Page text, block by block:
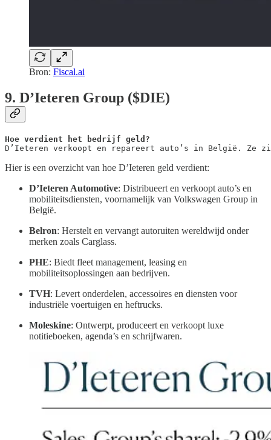
Bron: Fiscal.ai
9. D’Ieteren Group ($DIE)
D’Ieteren verkoopt en repareert auto’s in België. Ze
Hier is een overzicht van hoe D’Ieteren geld verdient:
D’Ieteren Automotive: Distribueert en verkoopt auto’s en
mobiliteitsdiensten, voornamelijk van Volkswagen Group in
België.
Belron: Herstelt en vervangt autoruiten wereldwijd onder
merken zoals Carglass.
PHE: Biedt fleet management, leasing en
mobiliteitsoplossingen aan bedrijven.
TVH: Levert onderdelen, accessoires en diensten voor
industriële voertuigen en heftrucks.
Moleskine: Ontwerpt, produceert en verkoopt luxe
notitieboeken, agenda’s en schrijfwaren.